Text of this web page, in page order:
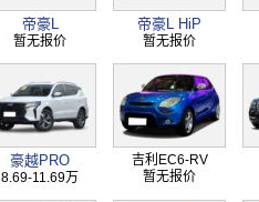
帝豪L
暂无报价
帝豪L HiP
暂无报价
豪越PRO
8.69-11.69万
吉利EC6-RV
暂无报价